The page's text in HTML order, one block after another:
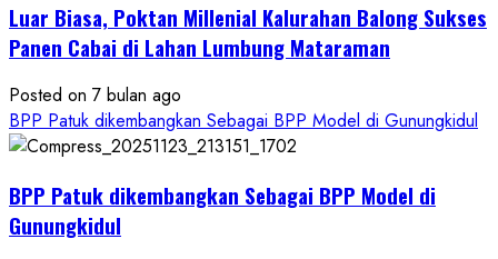
Petani
Luar Biasa, Poktan Millenial Kalurahan Balong Sukses
Panen Cabai di Lahan Lumbung Mataraman
Posted on 7 bulan ago
BPP Patuk dikembangkan Sebagai BPP Model di Gunungkidul
BPP Patuk dikembangkan Sebagai BPP Model di
Gunungkidul